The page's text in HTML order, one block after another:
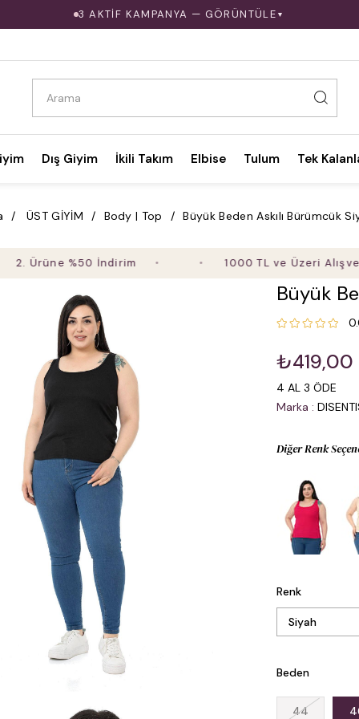
3 AKTİF KAMPANYA — GÖRÜNTÜLE ▼
Dış Giyim İkili Takım Elbise Tulum Tek
ÜST GİYİM Body | Top Büyük Beden Askılı Bürümcük
%50 İndirim 1000 TL ve Üzeri Alışverişte
Büyük
₺419,00
4 AL 3 ÖDE
Marka :
Diğer Renk
Renk
Beden
44